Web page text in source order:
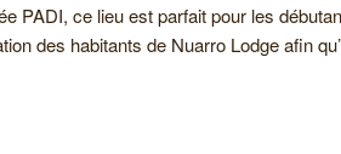
PADI, ce lieu est parfait pour les
des habitants de Nuarro Lodge afin